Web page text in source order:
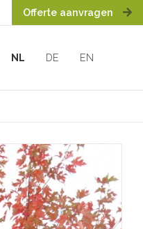
Offerte aanvragen
NL DE EN